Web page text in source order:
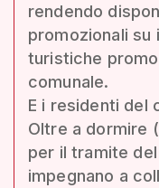
rendendo
promozionali su
turistiche
comunale.
E i residenti del
Oltre a dormire
per il tramite
impegnano a